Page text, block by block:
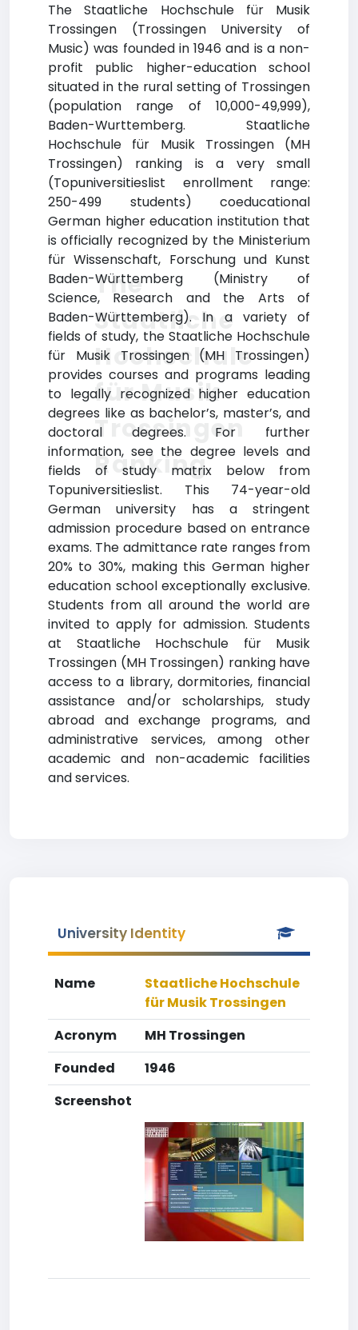
The Staatliche Hochschule für Musik
Trossingen (Trossingen University of
Music) was founded in 1946 and is a non-
profit public higher-education school
situated in the rural setting of Trossingen
(population range of 10,000-49,999),
Baden-Wurttemberg. Staatliche
Hochschule für Musik Trossingen (MH
Trossingen) ranking is a very small
(Topuniversitieslist enrollment range:
250-499 students) coeducational
German higher education institution that
is officially recognized by the Ministerium
für Wissenschaft, Forschung und Kunst
Baden-Württemberg (Ministry of
Science, Research and the Arts of
Baden-Württemberg). In a variety of
fields of study, the Staatliche Hochschule
für Musik Trossingen (MH Trossingen)
provides courses and programs leading
to legally recognized higher education
degrees like as bachelor’s, master’s, and
doctoral degrees. For further
information, see the degree levels and
fields of study matrix below from
Topuniversitieslist. This 74-year-old
German university has a stringent
admission procedure based on entrance
exams. The admittance rate ranges from
20% to 30%, making this German higher
education school exceptionally exclusive.
Students from all around the world are
invited to apply for admission. Students
at Staatliche Hochschule für Musik
Trossingen (MH Trossingen) ranking have
access to a library, dormitories, financial
assistance and/or scholarships, study
abroad and exchange programs, and
administrative services, among other
academic and non-academic facilities
and services.
The
Staatliche
Hochschule
für Musik
Trossingen
Ranking
University Identity
Name
Staatliche Hochschule
für Musik Trossingen
Acronym
MH Trossingen
Founded
1946
Screenshot